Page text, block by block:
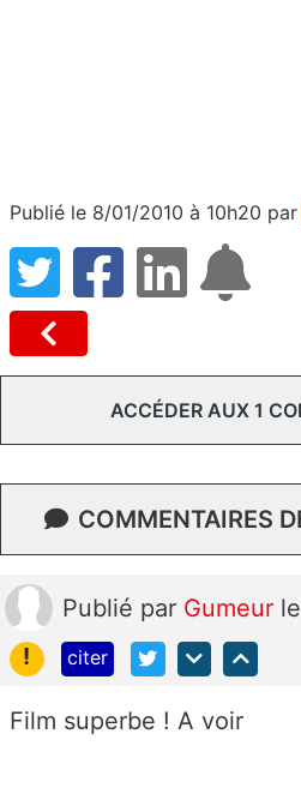
Publié le 8/01/2010 à 10h20 par
ACCÉDER AUX 1
COMMENTAIRES
Publié par Gumeur
!
citer
Film superbe ! A voir